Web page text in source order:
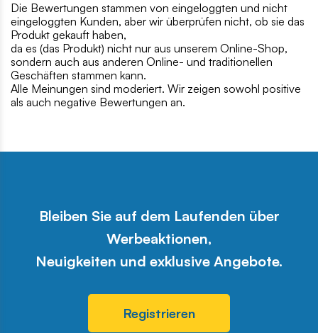
Die Bewertungen stammen von eingeloggten und nicht
eingeloggten Kunden, aber wir überprüfen nicht, ob sie das
Produkt gekauft haben,
da es (das Produkt) nicht nur aus unserem Online-Shop,
sondern auch aus anderen Online- und traditionellen
Geschäften stammen kann.
Alle Meinungen sind moderiert. Wir zeigen sowohl positive
als auch negative Bewertungen an.
Bleiben Sie auf dem Laufenden über
Werbeaktionen,
Neuigkeiten und exklusive Angebote.
Registrieren